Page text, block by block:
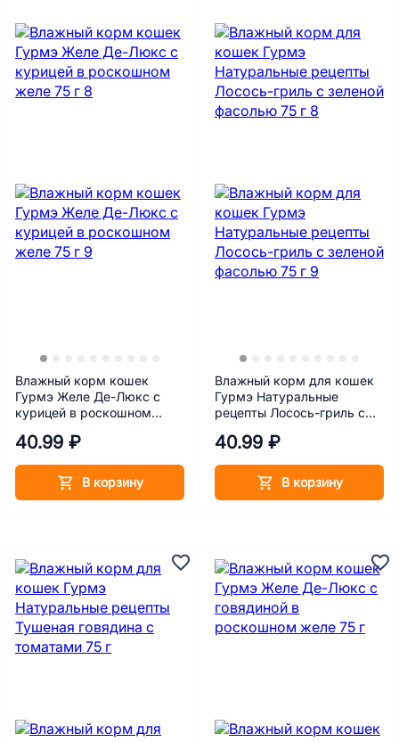
Влажный корм кошек
Гурмэ Желе Де-Люкс с
курицей в роскошном
40.99 ₽
В корзину
Влажный корм для кошек
Гурмэ Натуральные
рецепты Лосось-гриль с
40.99 ₽
В корзину